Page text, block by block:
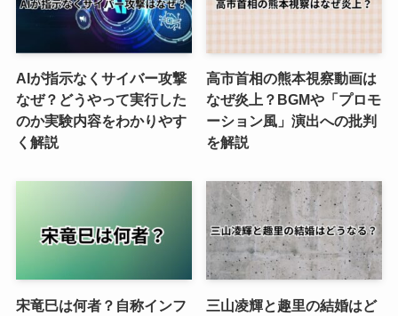
AIが指示なくサイバー攻撃
なぜ？どうやって実行した
のか実験内容をわかりやす
く解説
高市首相の熊本視察動画は
なぜ炎上？BGMや「プロモ
ーション風」演出への批判
を解説
宋竜巳は何者？自称インフ
三山凌輝と趣里の結婚はど